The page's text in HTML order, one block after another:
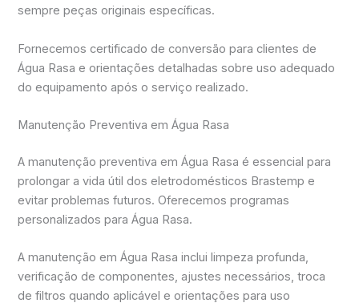
sempre peças originais específicas.
Fornecemos certificado de conversão para clientes de
Água Rasa e orientações detalhadas sobre uso adequado
do equipamento após o serviço realizado.
Manutenção Preventiva em Água Rasa
A manutenção preventiva em Água Rasa é essencial para
prolongar a vida útil dos eletrodomésticos Brastemp e
evitar problemas futuros. Oferecemos programas
personalizados para Água Rasa.
A manutenção em Água Rasa inclui limpeza profunda,
verificação de componentes, ajustes necessários, troca
de filtros quando aplicável e orientações para uso